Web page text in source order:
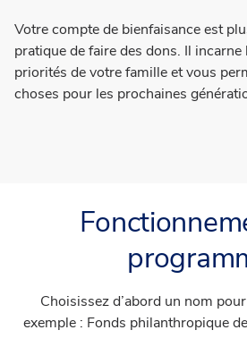
Votre compte de bienfaisance est
pratique de faire des dons. Il
priorités de votre famille et vous
choses pour les prochaines
Choisissez d’abord un nom
exemple : Fonds philanthropique